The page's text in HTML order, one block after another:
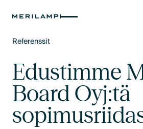
Referenssit
Edustimme
Board Oyj:tä